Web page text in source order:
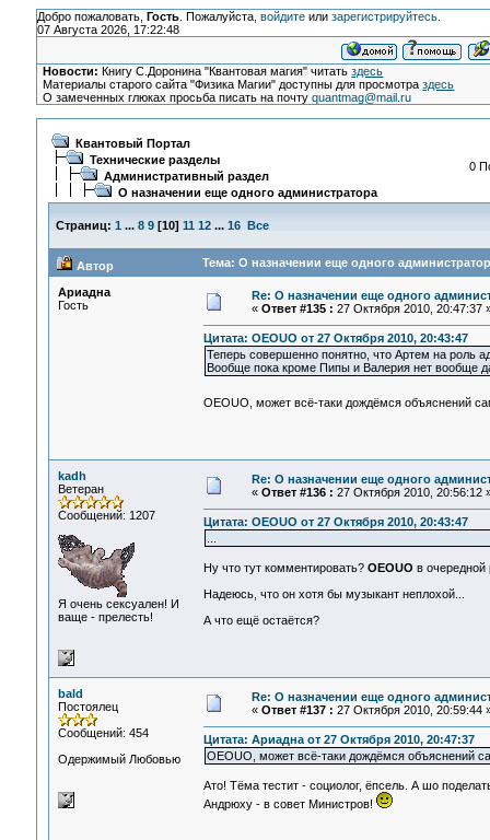
Добро пожаловать, Гость. Пожалуйста, войдитеили зарегистрируйтесь.
07 Августа 2026, 17:22:48
Новости: Книгу С.Доронина "Квантовая магия" читатьздесь
Материалы старого сайта "Физика Магии" доступны для просмотраздесь
О замеченных глюках просьба писать на почтуquantmag@mail.ru
Квантовый Портал
Технические разделы
Административный раздел
О назначении еще одного администратора
0
Страниц: 1 ... 8 9[10] 11 12 ... 16 Все
Автор Тема: О назначении еще одного
Ариадна
Гость
Re: О назначении еще одного
« Ответ #135 : 27 Октября 2010, 20:47:37
Цитата: OEOUO от 27 Октября 2010, 20:43:47
Теперь совершенно понятно, что Артем на роль
Вообще пока кроме Пипы и Валерия нет вообще
OEOUO, может всё-таки дождёмся объяснений
kadh
Ветеран
Сообщений: 1207
Я очень сексуален! И
ваще - прелесть!
Re: О назначении еще одного
« Ответ #136 : 27 Октября 2010, 20:56:12
Цитата: OEOUO от 27 Октября 2010, 20:43:47
Ну что тут комментировать? OEOUO в очередной
Надеюсь, что он хотя бы музыкант неплохой...
А что ещё остаётся?
bald
Постоялец
Сообщений: 454
Одержимый Любовью
Re: О назначении еще одного
« Ответ #137 : 27 Октября 2010, 20:59:44
Цитата: Ариадна от 27 Октября 2010, 20:47:37
OEOUO, может всё-таки дождёмся объяснений
Ато! Тёма тестит - социолог, ёпсель. А шо
Андрюху - в совет Министров!